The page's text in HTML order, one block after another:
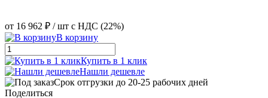
от 16 962 ₽ / шт с НДС (22%)
В корзину
Купить в 1 клик
Нашли дешевле
Срок отгрузки до 20-25 рабочих дней
Поделиться